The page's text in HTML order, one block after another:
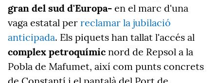
gran del sud d'Europa- en el marc d'una
vaga estatal per reclamar la jubilació
anticipada. Els piquets han tallat l'accés al
complex petroquímic nord de Repsol a la
Pobla de Mafumet, així com punts concrets